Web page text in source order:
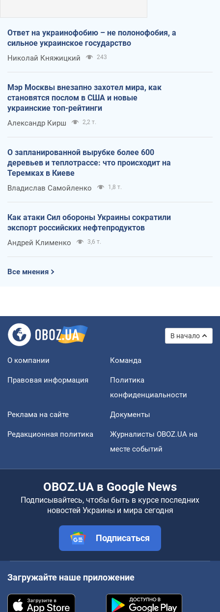
Ответ на украинофобию – не полонофобия, а
сильное украинское государство
Николай Княжицкий 243
Мэр Москвы внезапно захотел мира, как
становятся послом в США и новые
украинские топ-рейтинги
Александр Кирш 2,2 т.
О запланированной вырубке более 600
деревьев и теплотрассе: что происходит на
Теремках в Киеве
Владислав Самойленко 1,8 т.
Как атаки Сил обороны Украины сократили
экспорт российских нефтепродуктов
Андрей Клименко 3,6 т.
Все мнения
В начало
О компании Команда
Правовая информация
Политика
конфиденциальности
Реклама на сайте Документы
Редакционная политика
Журналисты OBOZ.UA на
месте событий
OBOZ.UA в Google News
Подписывайтесь, чтобы быть в курсе последних
новостей Украины и мира сегодня
Подписаться
Загружайте наше приложение